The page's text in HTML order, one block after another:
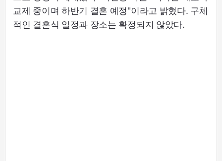
교제 중이며 하반기 결혼 예정"이라고 밝혔다. 구체
적인 결혼식 일정과 장소는 확정되지 않았다.